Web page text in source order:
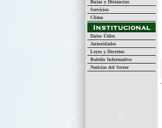
Rutas y Distancias
Servicios
Clima
Datos Útiles
Autoridades
Leyes y Decretos
Boletín Informativo
Noticias del Sector